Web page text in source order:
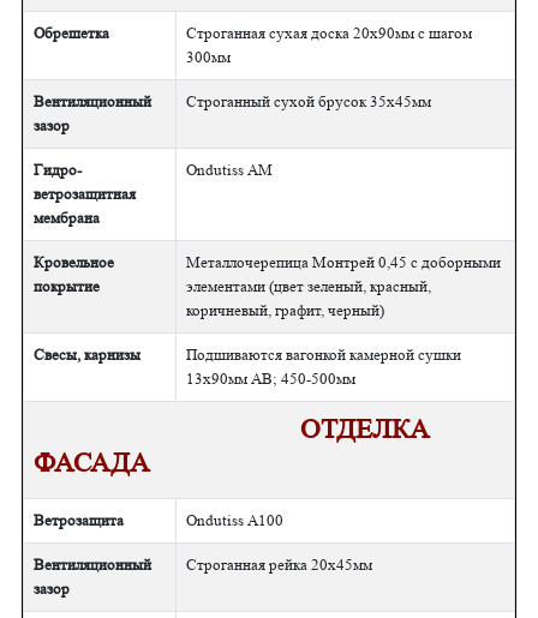
Обрешетка
Строганная сухая доска 20х90мм с шагом
300мм
Вентиляционный
зазор
Строганный сухой брусок 35х45мм
Гидро-
ветрозащитная
мембрана
Ondutiss АМ
Кровельное
покрытие
Металлочерепица Монтрей 0,45 с доборными
элементами (цвет зеленый, красный,
коричневый, графит, черный)
Свесы, карнизы
Подшиваются вагонкой камерной сушки
13х90мм АВ; 450-500мм
ОТДЕЛКА
ФАСАДА
Ветрозащита Ondutiss А100
Вентиляционный
зазор
Строганная рейка 20х45мм